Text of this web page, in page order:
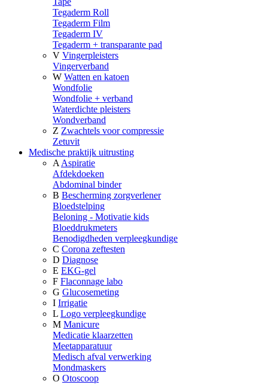
Tegaderm Roll
Tegaderm Film
Tegaderm IV
Tegaderm + transparante pad
V Vingerpleisters
Vingerverband
W Watten en katoen
Wondfolie
Wondfolie + verband
Waterdichte pleisters
Wondverband
Z Zwachtels voor compressie
Zetuvit
Medische praktijk uitrusting
A Aspiratie
Afdekdoeken
Abdominal binder
B Bescherming zorgverlener
Bloedstelping
Beloning - Motivatie kids
Bloeddrukmeters
Benodigdheden verpleegkundige
C Corona zeftesten
D Diagnose
E EKG-gel
F Flaconnage labo
G Glucosemeting
I Irrigatie
L Logo verpleegkundige
M Manicure
Medicatie klaarzetten
Meetapparatuur
Medisch afval verwerking
Mondmaskers
O Otoscoop